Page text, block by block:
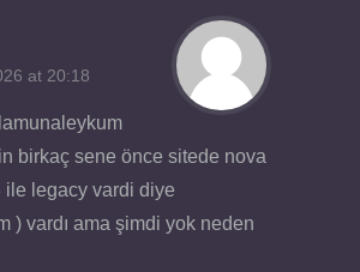
at 20:18
birkaç sene önce sitede nova
ile legacy vardi diye
) vardı ama şimdi yok neden